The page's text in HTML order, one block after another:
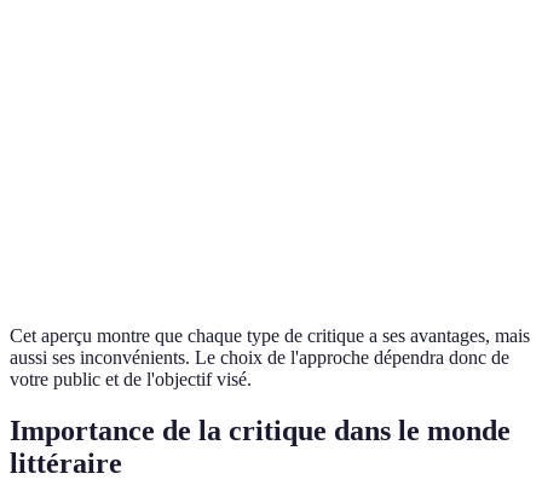
Cet aperçu montre que chaque type de critique a ses avantages, mais
aussi ses inconvénients. Le choix de l'approche dépendra donc de
votre public et de l'objectif visé.
Importance de la critique dans le monde
littéraire